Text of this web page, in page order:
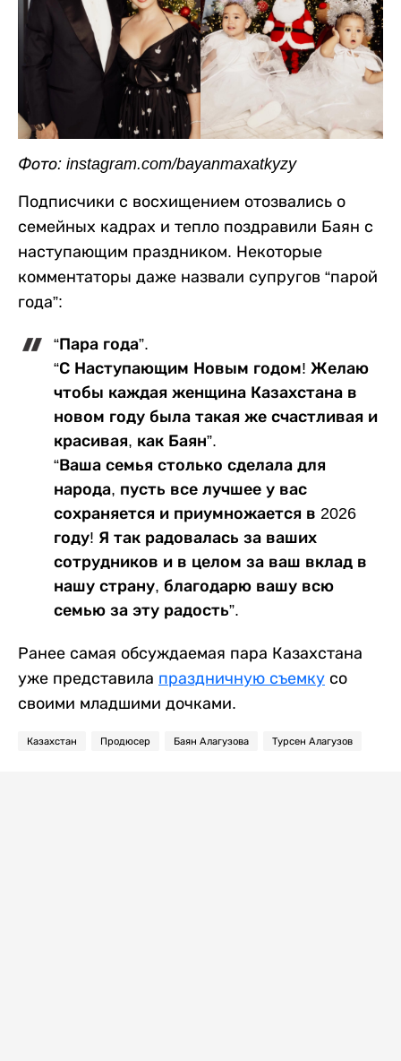
Фото: instagram.com/bayanmaxatkyzy
Подписчики с восхищением отозвались о
семейных кадрах и тепло поздравили Баян с
наступающим праздником. Некоторые
комментаторы даже назвали супругов “парой
года”:
“Пара года”.
“С Наступающим Новым годом! Желаю
чтобы каждая женщина Казахстана в
новом году была такая же счастливая и
красивая, как Баян”.
“Ваша семья столько сделала для
народа, пусть все лучшее у вас
сохраняется и приумножается в 2026
году! Я так радовалась за ваших
сотрудников и в целом за ваш вклад в
нашу страну, благодарю вашу всю
семью за эту радость”.
Ранее самая обсуждаемая пара Казахстана
уже представила праздничную съемку со
своими младшими дочками.
Казахстан Продюсер Баян Алагузова Турсен Алагузов